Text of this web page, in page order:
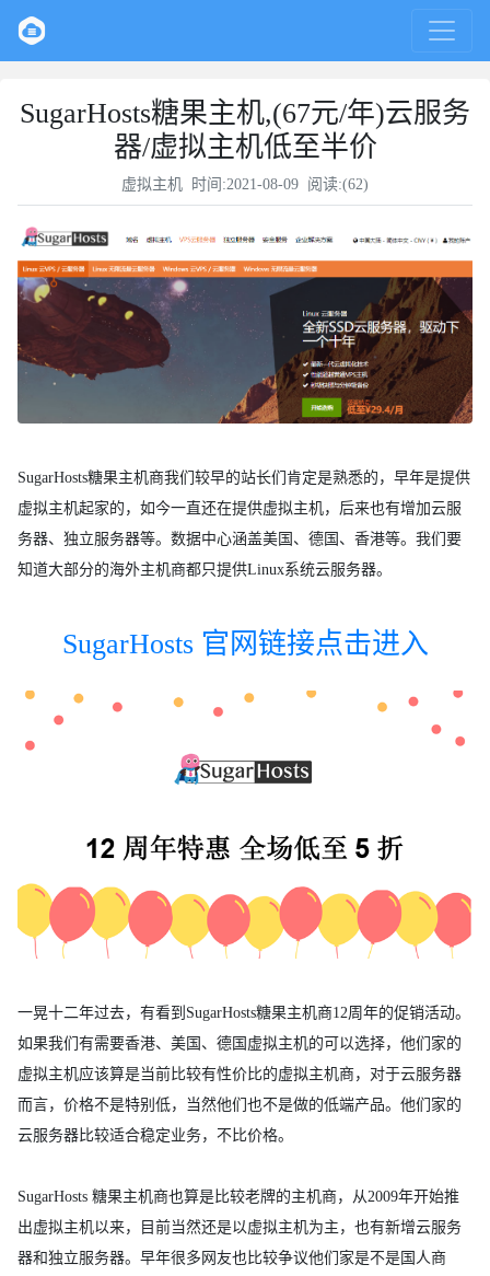
SugarHosts糖果主机,(67元/年)云服务
器/虚拟主机低至半价
虚拟主机 时间:2021-08-09 阅读:(62)
SugarHosts糖果主机商我们较早的站长们肯定是熟悉的，早年是提供
虚拟主机起家的，如今一直还在提供虚拟主机，后来也有增加云服
务器、独立服务器等。数据中心涵盖美国、德国、香港等。我们要
知道大部分的海外主机商都只提供Linux系统云服务器。
SugarHosts 官网链接点击进入
一晃十二年过去，有看到SugarHosts糖果主机商12周年的促销活动。
如果我们有需要香港、美国、德国虚拟主机的可以选择，他们家的
虚拟主机应该算是当前比较有性价比的虚拟主机商，对于云服务器
而言，价格不是特别低，当然他们也不是做的低端产品。他们家的
云服务器比较适合稳定业务，不比价格。
SugarHosts 糖果主机商也算是比较老牌的主机商，从2009年开始推
出虚拟主机以来，目前当然还是以虚拟主机为主，也有新增云服务
器和独立服务器。早年很多网友也比较争议他们家是不是国人商